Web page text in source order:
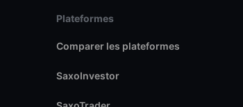
Plateformes
Comparer les plateformes
SaxoInvestor